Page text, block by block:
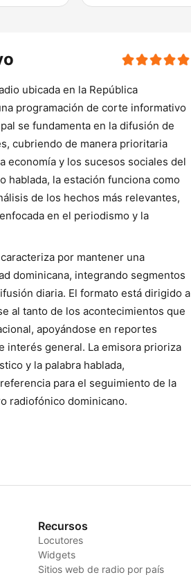
ubicada en la República
programación de corte informativo
se fundamenta en la difusión de
cubriendo de manera prioritaria
economía y los sucesos sociales del
hablada, la estación funciona como
de los hechos más relevantes,
en el periodismo y la
por mantener una
dominicana, integrando segmentos
diaria. El formato está dirigido a
al tanto de los acontecimientos que
apoyándose en reportes
interés general. La emisora prioriza
y la palabra hablada,
para el seguimiento de la
radiofónico dominicano.
Recursos
Locutores
Widgets
Sitios web de radio por país